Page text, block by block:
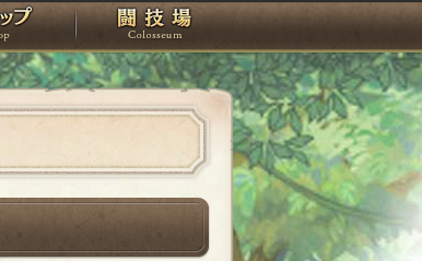
ショップ 闘技場